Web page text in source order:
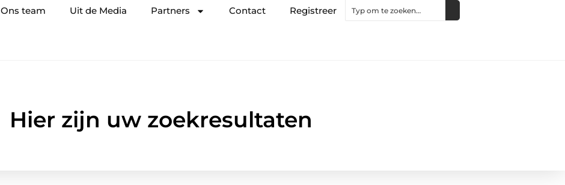
Ons team Uit de Media Partners Contact Registreer
Hier zijn uw zoekresultaten